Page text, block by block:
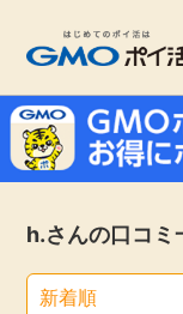
お知らせ
新着
サービス
旅行・レ
h.さんの口コミ